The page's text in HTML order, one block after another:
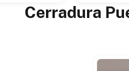
Cerradura